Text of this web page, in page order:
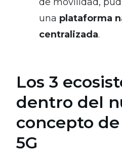
una plataforma
centralizada.
Los 3
dentro del
concepto
5G